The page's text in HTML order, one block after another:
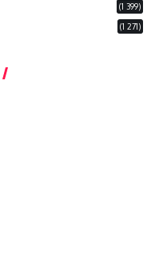
(1 399)
(1 271)